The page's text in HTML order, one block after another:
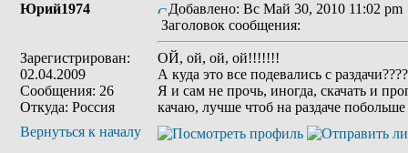
Юрий1974
Зарегистрирован:
02.04.2009
Сообщения: 26
Откуда: Россия
Добавлено: Вс Май 30, 2010 11:02 pm
Заголовок сообщения:
ОЙ, ой, ой, ой!!!!!!!
А куда это все подевались с
Я и сам не прочь, иногда, скачать и
качаю, лучше чтоб на раздаче
Вернуться к началу